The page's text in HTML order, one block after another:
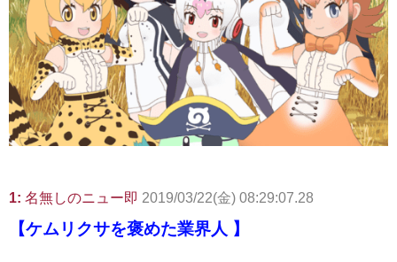
1: 名無しのニュー即 2019/03/22(金) 08:29:07.28
【ケムリクサを褒めた業界人 】